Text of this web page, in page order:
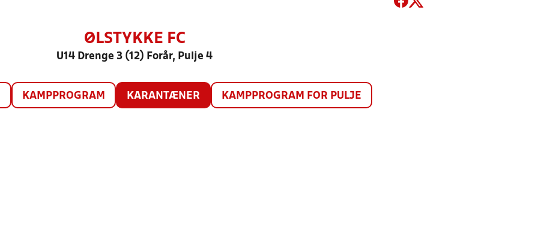
ØLSTYKKE FC
U14 Drenge 3 (12) Forår, Pulje 4
KAMPPROGRAM KARANTÆNER KAMPPROGRAM FOR PULJE